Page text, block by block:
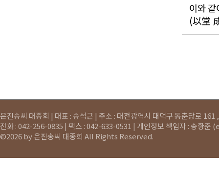
이와
(以堂
은진송씨 대종회 | 대표 : 송석근 | 주소 : 대전광역시 대덕구 동춘당로
전화 : 042-256-0835 | 팩스 : 042-633-0531 | 개인정보 책임자 : 송황준 (
©2026 by 은진송씨 대종회 All Rights Reserved.